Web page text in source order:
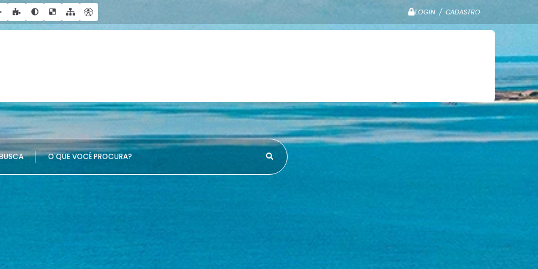
LOGIN / CADASTRO
VOCÊ PROCURA?